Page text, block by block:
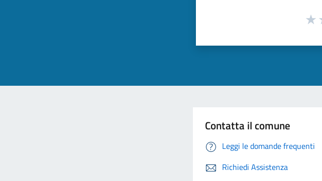
Contatta il comune
Leggi le domande frequenti
Richiedi Assistenza